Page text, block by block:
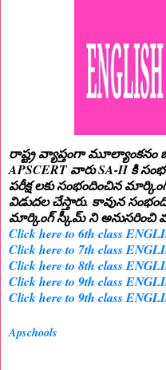
రాష్ట్ర వ్యాప్తంగా
APSCERT వారు SA-II కి
పరీక్ష లకు సంభందించిన
విడుదల చేస్తారు. కావున
మార్కింగ్ స్కీమ్ ని
Click here to 6th class
Click here to 7th class
Click here to 8th class
Click here to 9th class
Click here to 9th class
Apschools